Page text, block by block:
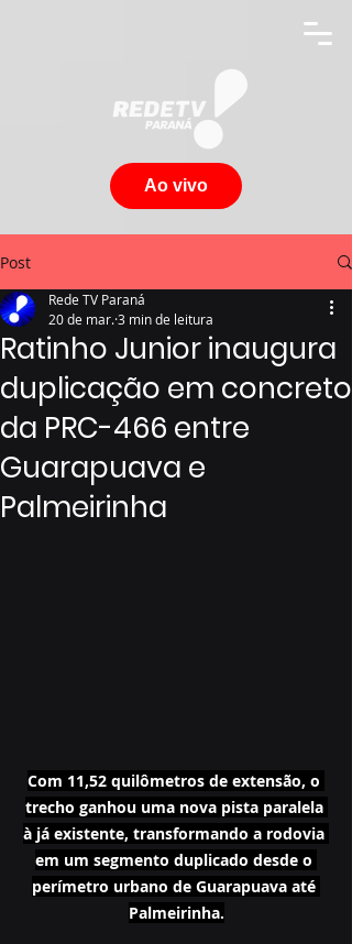
Ao vivo
Post
Ratinho Junior inaugura
duplicação em concreto
da PRC-466 entre
Guarapuava e
Palmeirinha
Rede TV Paraná
20 de mar.3 min de leitura
Com 11,52 quilômetros de extensão, o
trecho ganhou uma nova pista paralela
à já existente, transformando a rodovia
em um segmento duplicado desde o
perímetro urbano de Guarapuava até
Palmeirinha.